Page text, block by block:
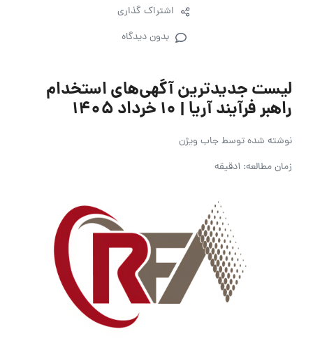
اشتراک گذاری
بدون دیدگاه
لیست جدیدترین آگهی‌های استخدام
راهبر فرآیند آریا | ۱۰ خرداد ۱۴۰۵
نوشته شده توسطجاب ویژن
زمان مطالعه: 1دقیقه